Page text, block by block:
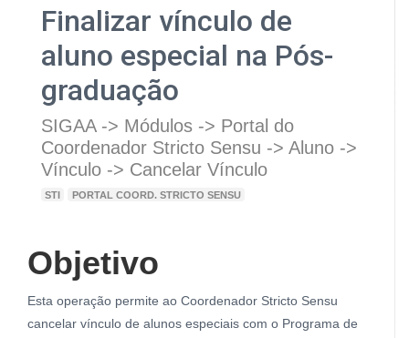
Finalizar vínculo de
aluno especial na Pós-
graduação
SIGAA -> Módulos -> Portal do
Coordenador Stricto Sensu -> Aluno ->
Vínculo -> Cancelar Vínculo
STI PORTAL COORD. STRICTO SENSU
Objetivo
Esta operação permite ao Coordenador Stricto Sensu
cancelar vínculo de alunos especiais com o Programa de